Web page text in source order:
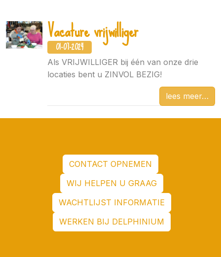
Vacature vrijwilliger
01-07-2024
Als VRIJWILLIGER bij één van onze drie
locaties bent u ZINVOL BEZIG!
lees meer
CONTACT OPNEMEN
WIJ HELPEN U GRAAG
WACHTLIJST INFORMATIE
WERKEN BIJ DELPHINIUM